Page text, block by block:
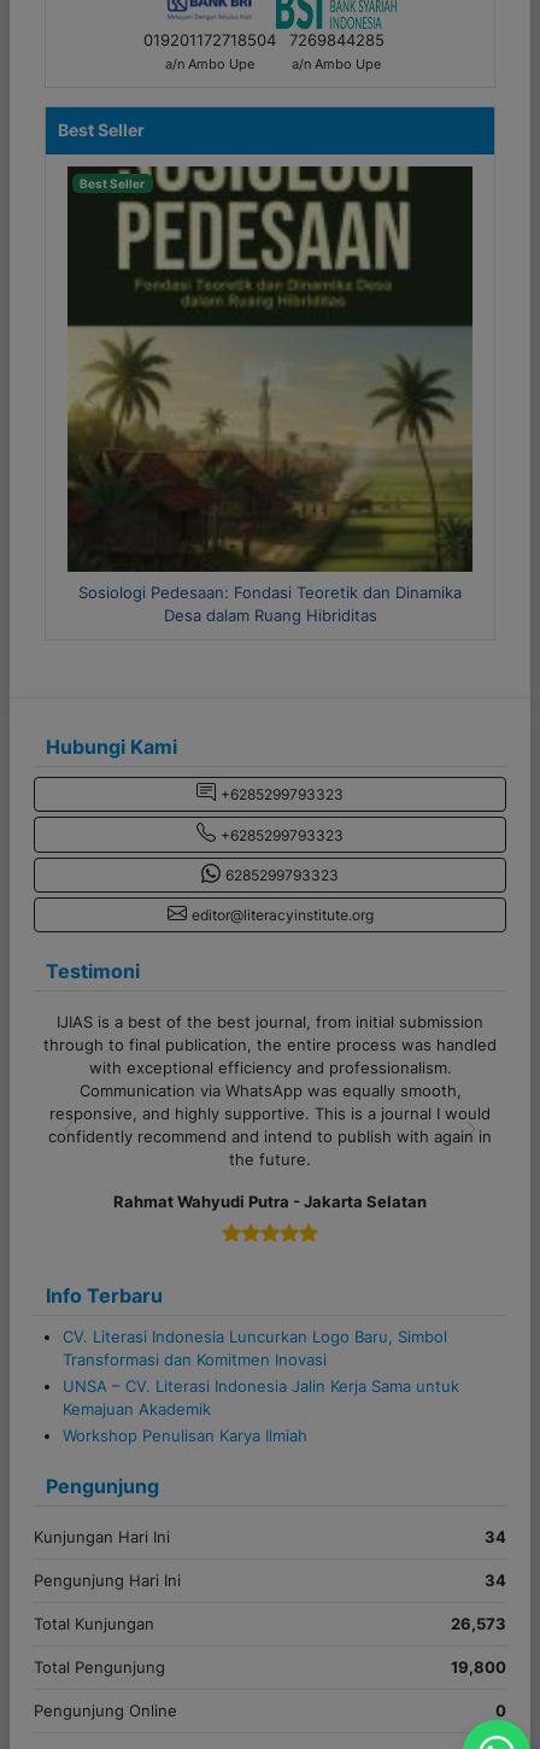
019201172718504
a/n Ambo Upe
7269844285
a/n Ambo Upe
Best Seller
Best Seller
Metode Riset Kuantitatif dan Kualitatif
Previous Next
Hubungi Kami
+6285299793323
+6285299793323
6285299793323
editor@literacyinstitute.org
Testimoni
would
in
Terima kasih banyak untuk admin CV Literasi Indonesia!
Pelayanannya cepat, responsif, dan sangat membantu
sekali. Proses komunikasi juga lancar, sangat ramah serta
semua pertanyaan dijawab dengan jelas. Sukses selalu
untuk tim Literasi Indonesia!
Alfi Khoiriyyah - Lampung
Previous Next
Info Terbaru
CV. Literasi Indonesia Luncurkan Logo Baru, Simbol
Transformasi dan Komitmen Inovasi
UNSA – CV. Literasi Indonesia Jalin Kerja Sama untuk
Kemajuan Akademik
Workshop Penulisan Karya Ilmiah
Pengunjung
Kunjungan Hari Ini 34
Pengunjung Hari Ini 34
Total Kunjungan 26,573
Total Pengunjung 19,800
Pengunjung Online 0